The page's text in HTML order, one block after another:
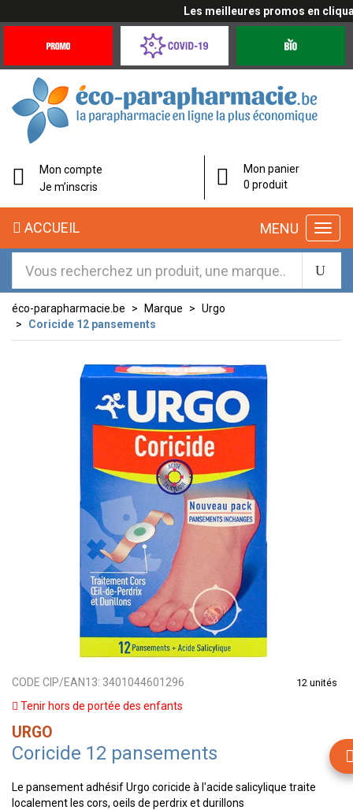
Les meilleures promos en
Offres
Coronavirus
éco-
parapharmacie.fr
éco-
parapharmacie.fr
Mon compte
Je m’inscris
Mon panier
0 produit
MENU
ACCUEIL
éco-parapharmacie.be Marque
Urgo
Coricide 12 pansements
CODE CIP/EAN13: 3401044601296 12 unités
Tenir hors de portée des enfants
URGO
Coricide 12 pansements
Le pansement adhésif Urgo coricide à l'acide salicylique traite
localement les cors, oeils de perdrix et durillons